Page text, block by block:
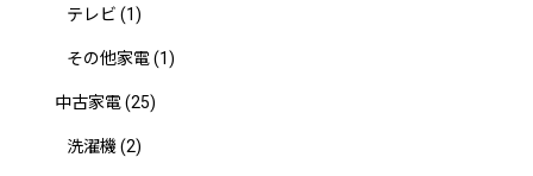
テレビ (1)
その他家電(1)
中古家電(25)
洗濯機 (2)